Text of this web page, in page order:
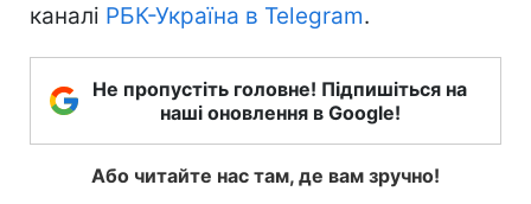
каналі РБК-Україна в Telegram.
Не пропустіть головне! Підпишіться на
наші оновлення в Google!
Або читайте нас там, де вам зручно!